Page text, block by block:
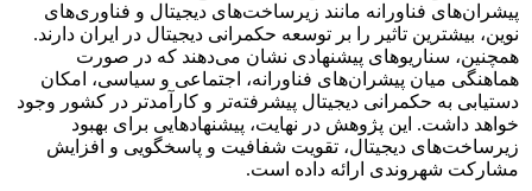
پیشران‌های فناورانه مانند زیرساخت‌های دیجیتال و فناوری‌های
نوین، بیشترین تاثیر را بر توسعه حکمرانی دیجیتال در ایران دارند.
همچنین، سناریوهای پیشنهادی نشان می‌دهند که در صورت
هماهنگی میان پیشران‌های فناورانه، اجتماعی و سیاسی، امکان
دستیابی به حکمرانی دیجیتال پیشرفته‌تر و کارآمدتر در کشور وجود
خواهد داشت. این پژوهش در نهایت، پیشنهادهایی برای بهبود
زیرساخت‌های دیجیتال، تقویت شفافیت و پاسخگویی و افزایش
مشارکت شهروندی ارائه داده است.